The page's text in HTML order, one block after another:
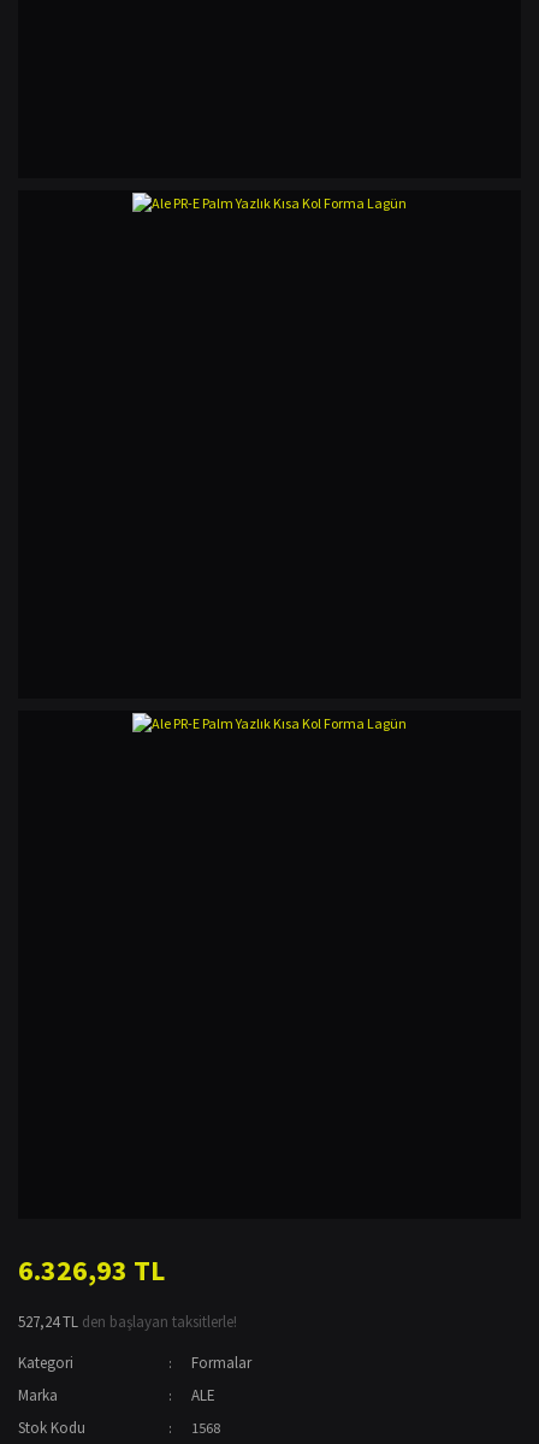
6.326,93 TL
527,24 TL den başlayan taksitlerle!
Kategori
Formalar
Marka
ALE
Stok Kodu
1568